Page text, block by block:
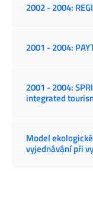
2002 - 2004:
2001 - 2004:
2001 - 2004:
integrated
Model
vyjednávání při